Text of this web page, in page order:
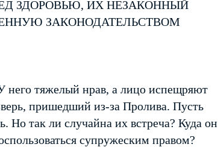
ЗДОРОВЬЮ, ИХ НЕЗАКОННЫЙ
ЗАКОНОДАТЕЛЬСТВОМ
него тяжелый нрав, а лицо испещряют
пришедший из-за Пролива. Пусть
Но так ли случайна их встреча? Куда он
супружеским правом?